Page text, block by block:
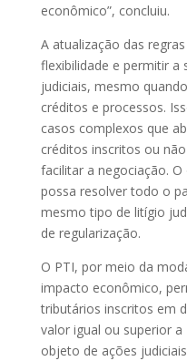
econômico”, concluiu.
A atualização das
flexibilidade e permitir a
judiciais, mesmo
créditos e processos.
casos complexos que
créditos inscritos ou
facilitar a negociação.
possa resolver todo o
mesmo tipo de litígio
de regularização.
O PTI, por meio da
impacto econômico,
tributários inscritos em
valor igual ou superior
objeto de ações